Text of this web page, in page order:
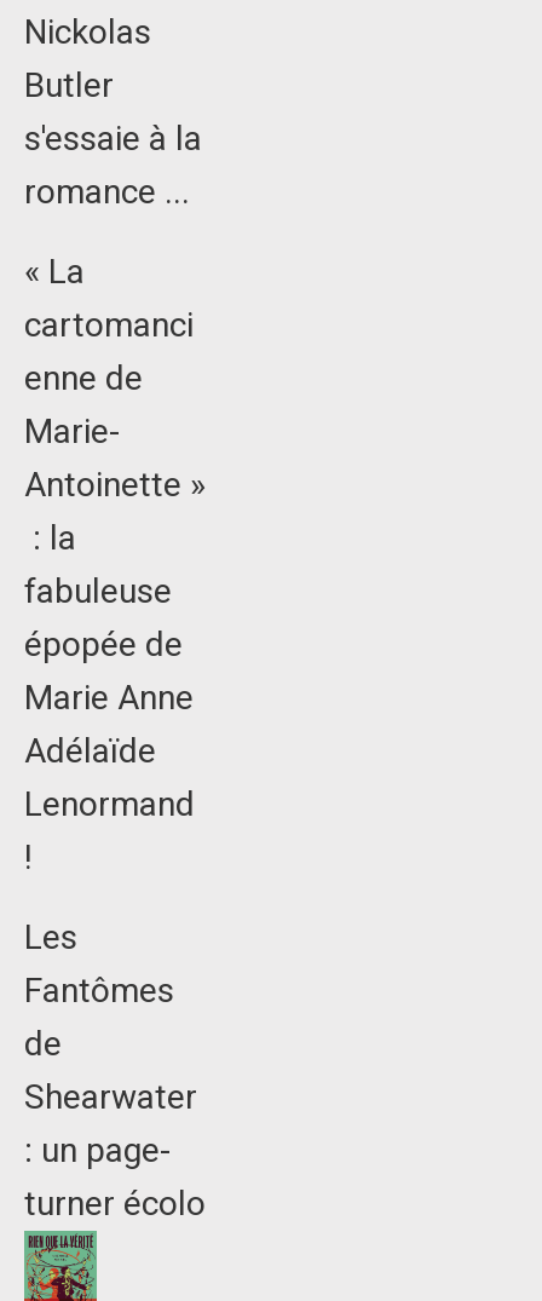
Nickolas
Butler
s'essaie à la
romance ...
« La
cartomanci
enne de
Marie-
Antoinette »
: la
fabuleuse
épopée de
Marie Anne
Adélaïde
Lenormand
!
Les
Fantômes
de
Shearwater
: un page-
turner écolo